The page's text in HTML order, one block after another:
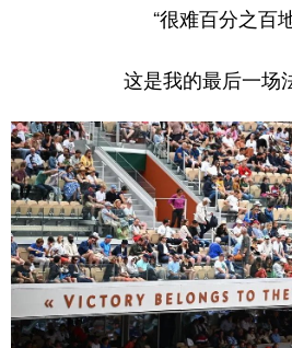
“很难百分之百
这是我的最后一场